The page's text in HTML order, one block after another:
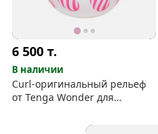
6 500т.
В наличии
Curl-оригинальный рельеф
от Tenga Wonder для